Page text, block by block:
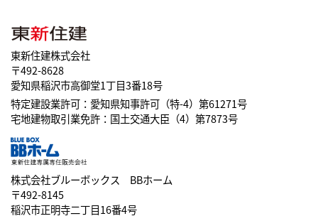
東新住建株式会社
〒492-8628
愛知県稲沢市高御堂1丁目3番18号
特定建設業許可：愛知県知事許可（特-4）第61271号
宅地建物取引業免許：国土交通大臣（4）第7873号
株式会社ブルーボックス BBホーム
〒492-8145
稲沢市正明寺二丁目16番4号